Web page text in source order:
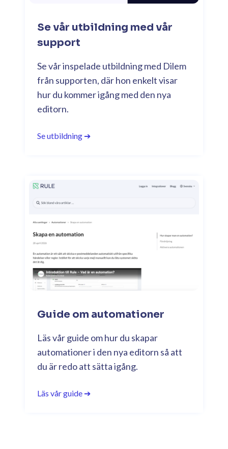
Se vår utbildning med vår
support
Se vår inspelade utbildning med Dilem
från supporten, där hon enkelt visar
hur du kommer igång med den nya
editorn.
Se utbildning ➔
Guide om automationer
Läs vår guide om hur du skapar
automationer i den nya editorn så att
du är redo att sätta igång.
Läs vår guide ➔